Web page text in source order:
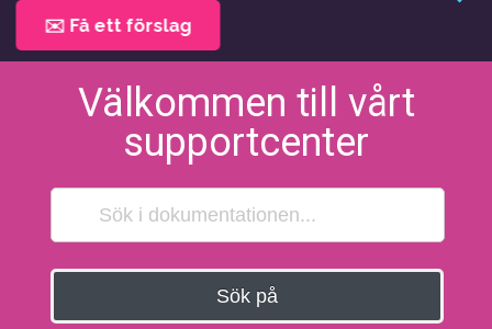
✉️ Få ett förslag
Välkommen till vårt
supportcenter
Sök på